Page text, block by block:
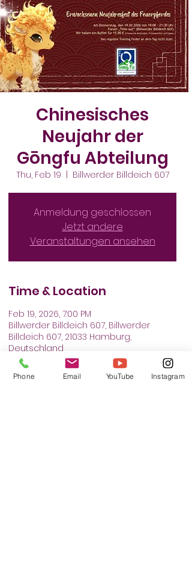
Chinesisches
Neujahr der
Gōngfu Abteilung
Thu, Feb 19 Billwerder Billdeich 607
Anmeldung geschlossen
Jetzt andere
Veranstaltungen ansehen
Time & Location
Feb 19, 2026, 7:00 PM
Billwerder Billdeich 607, Billwerder
Billdeich 607, 21033 Hamburg,
Deutschland
Phone Email YouTube Instagram